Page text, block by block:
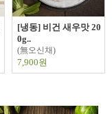
[냉동] 비건 새우맛 20
0g..
(無오신채)
7,900원